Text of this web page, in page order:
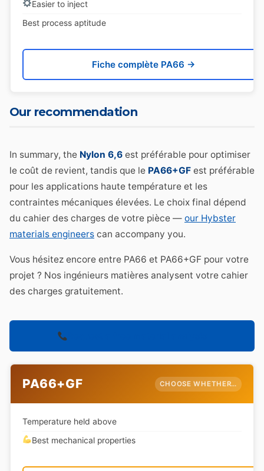
Easier to inject
Best process aptitude
Fiche complète PA66 →
Our recommendation
In summary, the Nylon 6,6 est préférable pour optimiser
le coût de revient, tandis que le PA66+GF est préférable
pour les applications haute température et les
contraintes mécaniques élevées. Le choix final dépend
du cahier des charges de votre pièce — our Hybster
materials engineers can accompany you.
Vous hésitez encore entre PA66 et PA66+GF pour votre
projet ? Nos ingénieurs matières analysent votre cahier
des charges gratuitement.
PA66+GF CHOOSE WHETHER…
Temperature held above
Best mechanical properties